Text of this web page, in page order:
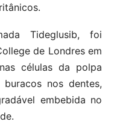
Tideglusib, foi
de Londres em
células da polpa
nos dentes,
embebida no